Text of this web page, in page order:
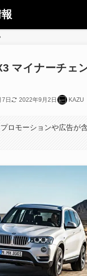
マイナーチェ
7日 2022年9月2日 KAZU
ロモーションや広告が